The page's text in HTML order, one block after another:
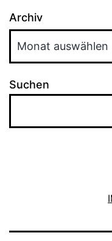
Archiv
Suchen